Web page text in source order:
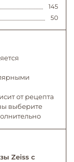
145
50
от рецепта
выберите
Zeiss с